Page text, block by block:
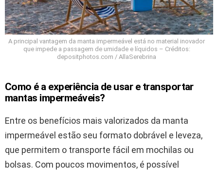
A principal vantagem da manta impermeável está no material inovador
que impede a passagem de umidade e líquidos – Créditos:
depositphotos.com / AllaSerebrina
Como é a experiência de usar e transportar
mantas impermeáveis?
Entre os benefícios mais valorizados da manta
impermeável estão seu formato dobrável e leveza,
que permitem o transporte fácil em mochilas ou
bolsas. Com poucos movimentos, é possível